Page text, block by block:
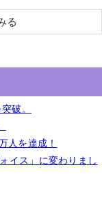
る
破。
人を達成！
ス」に変わりまし